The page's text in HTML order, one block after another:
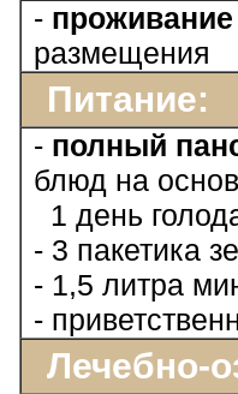
-
размещения
Питание:
- полный
блюд на
1 день
- 3 пакетика
- 1,5 литра
-
Лечебно-